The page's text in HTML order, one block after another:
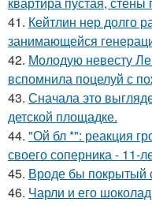
41. Кейтлин нер долго
занимающейся
42. Молодую невесту
вспомнила поцелуй с
43. Сначала это
детской площадке.
44. "Ой бл *": реакция
своего соперника - 11-
45. Вроде бы покрытый
46. Чарли и его